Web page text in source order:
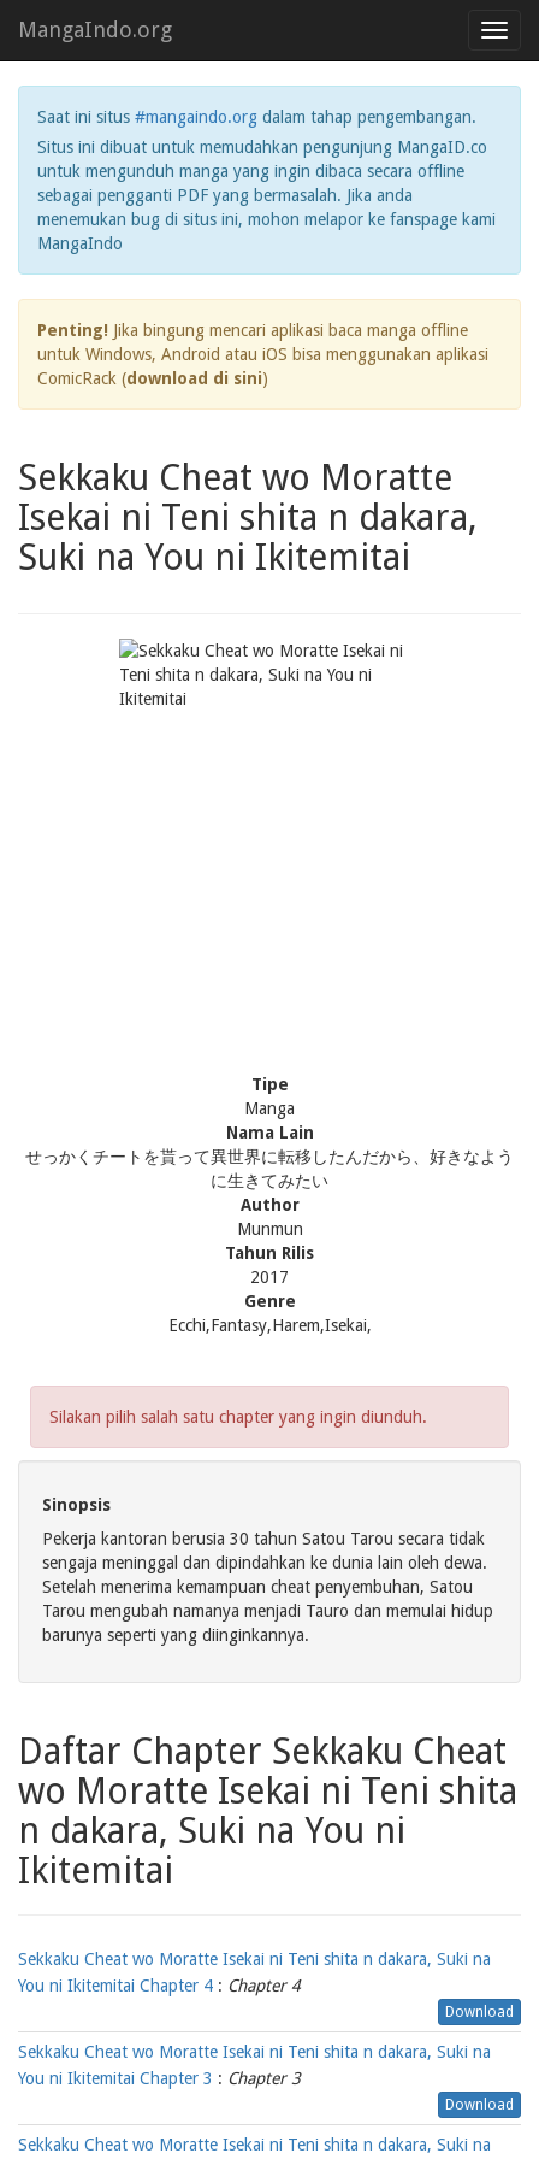
MangaIndo.org
Saat ini situs #mangaindo.org dalam tahap pengembangan.
Situs ini dibuat untuk memudahkan pengunjung MangaID.co
untuk mengunduh manga yang ingin dibaca secara offline
sebagai pengganti PDF yang bermasalah. Jika anda
menemukan bug di situs ini, mohon melapor ke fanspage kami
MangaIndo
Penting! Jika bingung mencari aplikasi baca manga offline
untuk Windows, Android atau iOS bisa menggunakan aplikasi
ComicRack (download di sini)
Sekkaku Cheat wo Moratte
Isekai ni Teni shita n dakara,
Suki na You ni Ikitemitai
Tipe
Manga
Nama Lain
せっかくチートを貰って異世界に転移したんだから、好きなよう
に生きてみたい
Author
Munmun
Tahun Rilis
2017
Genre
Ecchi,Fantasy,Harem,Isekai,
Silakan pilih salah satu chapter yang ingin diunduh.
Sinopsis
Pekerja kantoran berusia 30 tahun Satou Tarou secara tidak
sengaja meninggal dan dipindahkan ke dunia lain oleh dewa.
Setelah menerima kemampuan cheat penyembuhan, Satou
Tarou mengubah namanya menjadi Tauro dan memulai hidup
barunya seperti yang diinginkannya.
Daftar Chapter Sekkaku Cheat
wo Moratte Isekai ni Teni shita
n dakara, Suki na You ni
Ikitemitai
Sekkaku Cheat wo Moratte Isekai ni Teni shita n dakara, Suki na
You ni Ikitemitai Chapter 4 : Chapter 4
Download
Sekkaku Cheat wo Moratte Isekai ni Teni shita n dakara, Suki na
You ni Ikitemitai Chapter 3 : Chapter 3
Download
Sekkaku Cheat wo Moratte Isekai ni Teni shita n dakara, Suki na